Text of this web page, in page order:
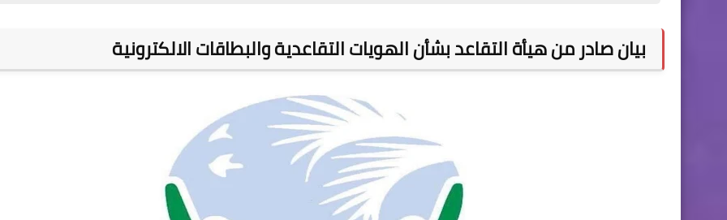
بيان صادر من هيأة التقاعد بشأن الهويات التقاعدية والبطاقات الالكترونية